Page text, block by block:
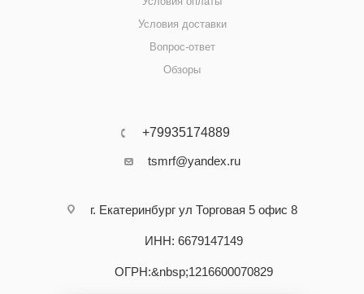
Условия доставки
Вопрос-ответ
Обзоры
+79935174889
tsmrf@yandex.ru
г. Екатеринбург ул Торговая 5 офис 8
ИНН: 6679147149
ОГРН:&nbsp;1216600070829